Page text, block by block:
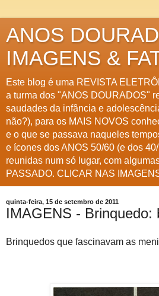
ANOS
IMAGENS &
Este blog é uma REVISTA
a turma dos "ANOS DOURADOS"
saudades da infância e
não?), para os MAIS NOVOS
e o que se passava naqueles
e ícones dos ANOS 50/60 (e dos
reunidas num só lugar, com
PASSADO. CLICAR NAS
quinta-feira, 15 de setembro de 2011
IMAGENS - Brinquedo:
Brinquedos que fascinavam as